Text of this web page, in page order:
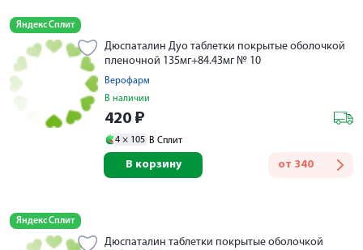
Яндекс Сплит
Дюспаталин Дуо таблетки покрытые оболочкой
пленочной 135мг+84.43мг № 10
Верофарм
В наличии
420 ₽
4 × 105 В Сплит
от 340
В корзину
Яндекс Сплит
Дюспаталин таблетки покрытые оболочкой